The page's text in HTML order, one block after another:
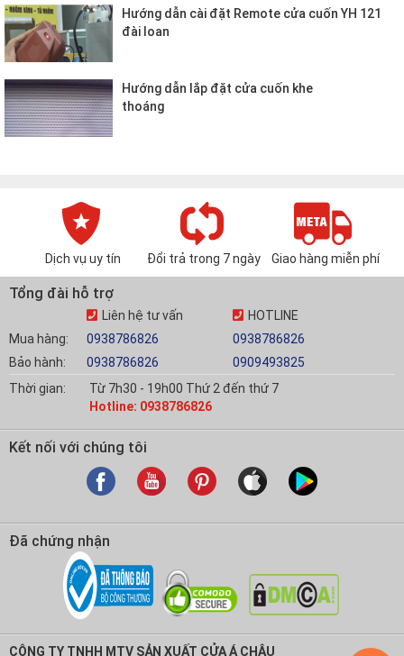
Hướng dẫn cài đặt Remote cửa cuốn YH 121
đài loan
Hướng dẫn lắp đặt cửa cuốn khe
thoáng
Dịch vụ uy tín Đổi trả trong 7 ngày Giao hàng miễn phí
Tổng đài hỗ trợ
Mua hàng:
Bảo hành:
Liên hệ tư vấn
0938786826
0938786826
HOTLINE
0938786826
0909493825
Thời gian:
Từ 7h30 - 19h00 Thứ 2 đến thứ 7
Hotline: 0938786826
Kết nối với chúng tôi
Đã chứng nhận
CÔNG TY TNHH MTV SẢN XUẤT CỬA Á CHÂU